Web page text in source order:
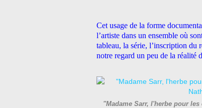
Cet usage de la forme
l’artiste dans un ensemble où
tableau, la série, l’inscription du
notre regard un peu de la réalité
"Madame Sarr, l'herbe pour les